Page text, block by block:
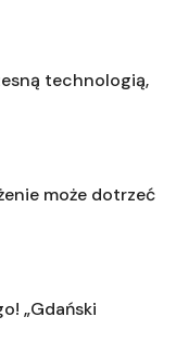
technologią,
może dotrzeć
„Gdański